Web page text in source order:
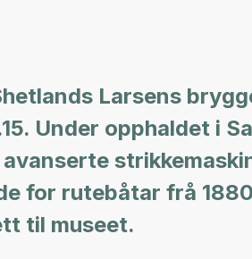
Larsens
Under opphaldet i
for rutebåtar frå
til museet.